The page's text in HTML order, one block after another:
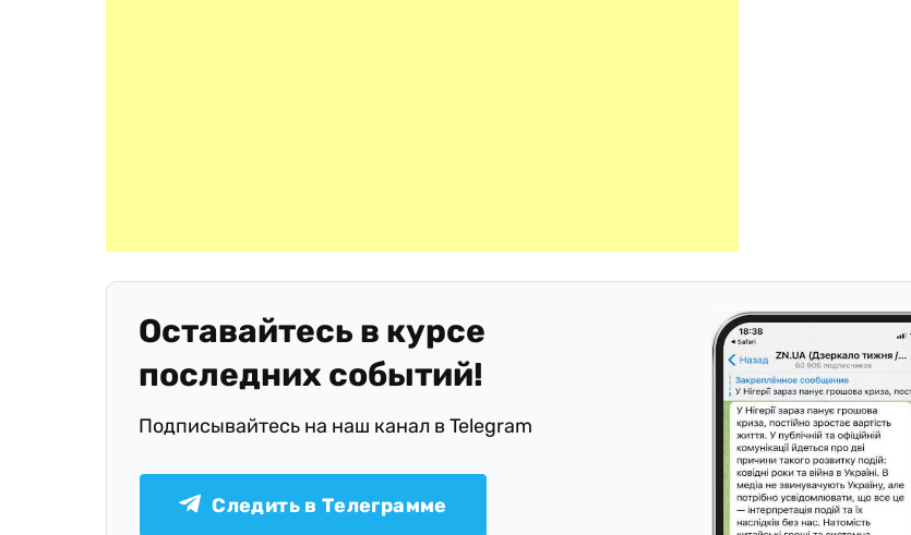
Оставайтесь в курсе
последних событий!
Подписывайтесь на наш канал в Telegram
Следить в Телеграмме